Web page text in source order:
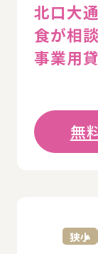
北口大
食が相
事業用
無
狭小